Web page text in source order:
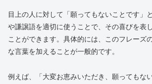
目上の人に対して「願ってもないことです」
や謙譲語を適切に使うことで、その喜びを表
ことができます。具体的には、このフレーズ
な言葉を加えることが一般的です。
例えば、「大変お恵みいただき、願ってもな